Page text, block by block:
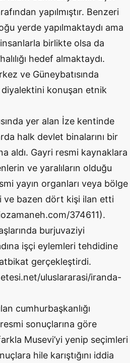
yapılmıştır. Benzeri
yerde yapılmaktaydı ama
birlikte olsa da
hedef almaktaydı.
ve Güneybatısında
diyalektini konuşan etnik
yer alan İze kentinde
halk devlet binalarını bir
aldı. Gayri resmi kaynaklara
ve yaralıların olduğu
yayın organları veya bölge
ve bazen dört kişi ilan etti
374611).
burjuvaziyi
işçi eylemleri tehdidine
gerçekleştirdi.
uluslararasi/iranda-
cumhurbaşkanlığı
sonuçlarına göre
Musevi’yi yenip seçimleri
hile karıştığını iddia